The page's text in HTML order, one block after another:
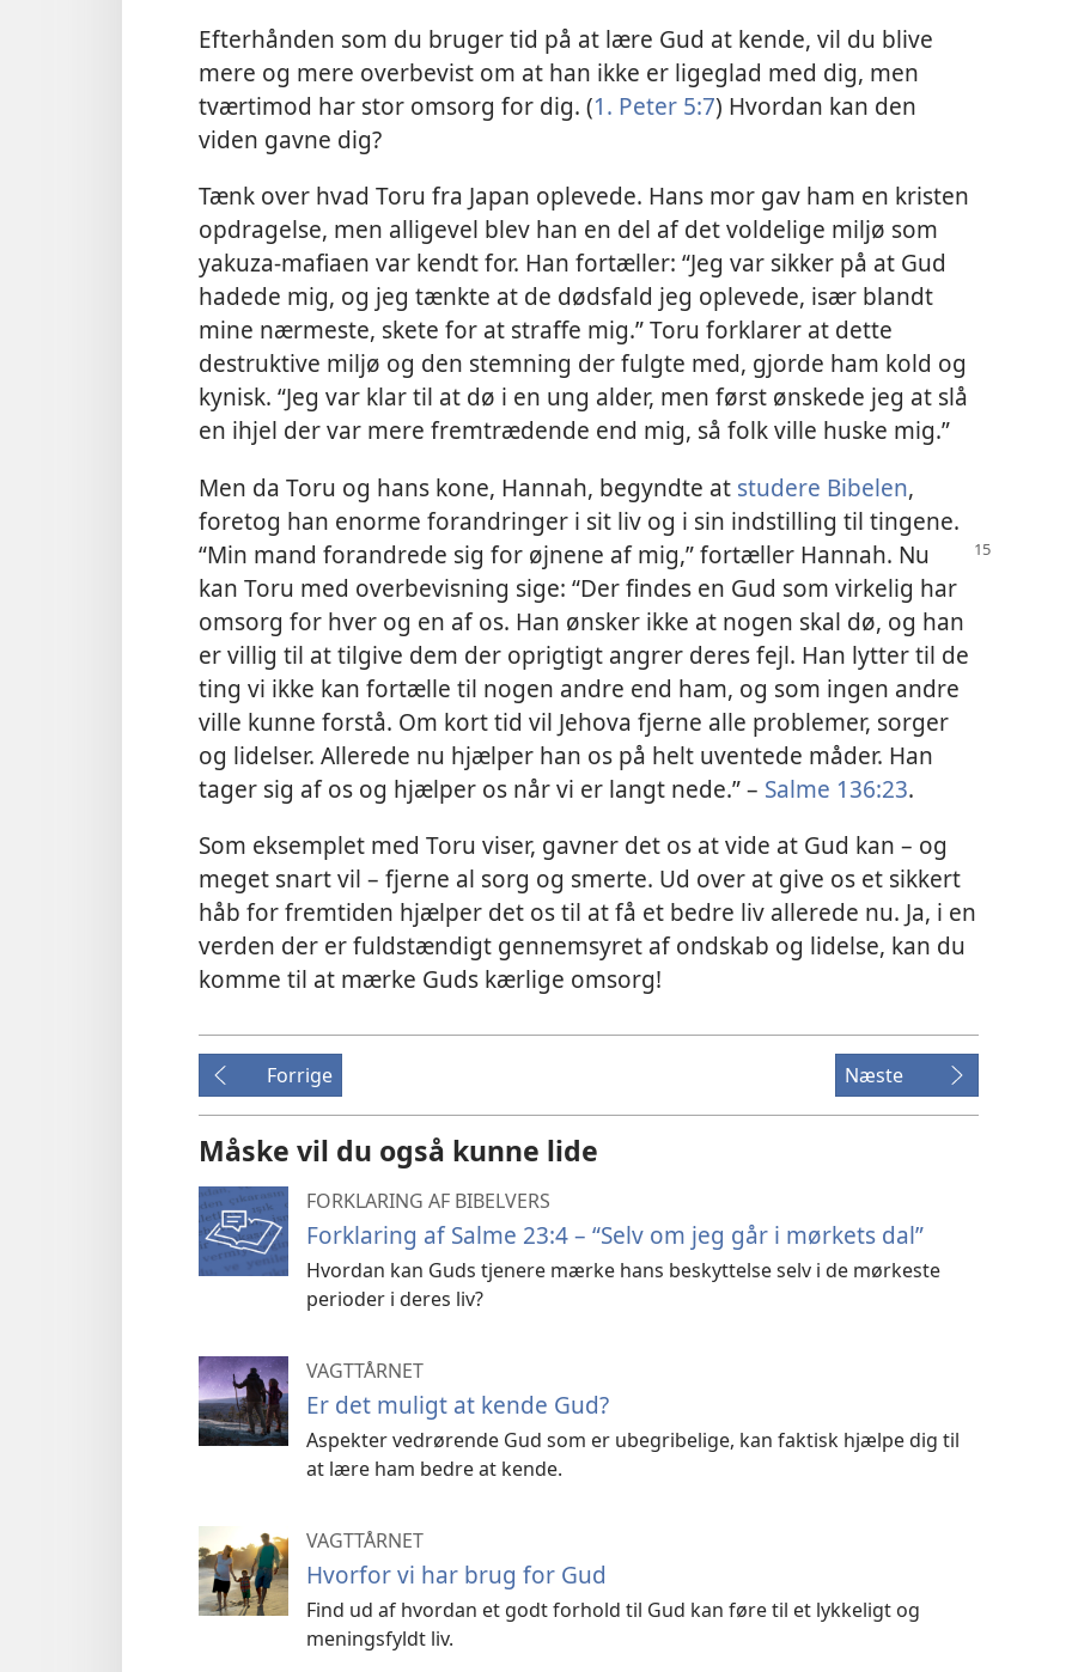
Efterhånden som du bruger tid på at lære Gud at kende, vil du blive
mere og mere overbevist om at han ikke er ligeglad med dig, men
tværtimod har stor omsorg for dig. (1. Peter 5:7) Hvordan kan den
viden gavne dig?
Tænk over hvad Toru fra Japan oplevede. Hans mor gav ham en kristen
opdragelse, men alligevel blev han en del af det voldelige miljø som
yakuza-mafiaen var kendt for. Han fortæller: “Jeg var sikker på at Gud
hadede mig, og jeg tænkte at de dødsfald jeg oplevede, især blandt
mine nærmeste, skete for at straffe mig.” Toru forklarer at dette
destruktive miljø og den stemning der fulgte med, gjorde ham kold og
kynisk. “Jeg var klar til at dø i en ung alder, men først ønskede jeg at slå
en ihjel der var mere fremtrædende end mig, så folk ville huske mig.”
Men da Toru og hans kone, Hannah, begyndte at studere Bibelen,
foretog han enorme forandringer i sit liv og i sin indstilling til tingene.
“Min mand forandrede sig for øjnene af mig,” fortæller Hannah. Nu
kan Toru med overbevisning sige: “Der findes en Gud som virkelig har
omsorg for hver og en af os. Han ønsker ikke at nogen skal dø, og han
er villig til at tilgive dem der oprigtigt angrer deres fejl. Han lytter til de
ting vi ikke kan fortælle til nogen andre end ham, og som ingen andre
ville kunne forstå. Om kort tid vil Jehova fjerne alle problemer, sorger
og lidelser. Allerede nu hjælper han os på helt uventede måder. Han
tager sig af os og hjælper os når vi er langt nede.” – Salme 136:23.
Som eksemplet med Toru viser, gavner det os at vide at Gud kan – og
meget snart vil – fjerne al sorg og smerte. Ud over at give os et sikkert
håb for fremtiden hjælper det os til at få et bedre liv allerede nu. Ja, i en
verden der er fuldstændigt gennemsyret af ondskab og lidelse, kan du
komme til at mærke Guds kærlige omsorg!
Forrige Næste
Måske vil du også kunne lide
FORKLARING AF BIBELVERS
Forklaring af Salme 23:4 – “Selv om jeg går i mørkets dal”
Hvordan kan Guds tjenere mærke hans beskyttelse selv i de mørkeste
perioder i deres liv?
VAGTTÅRNET
Er det muligt at kende Gud?
Aspekter vedrørende Gud som er ubegribelige, kan faktisk hjælpe dig til
at lære ham bedre at kende.
VAGTTÅRNET
Hvorfor vi har brug for Gud
Find ud af hvordan et godt forhold til Gud kan føre til et lykkeligt og
meningsfyldt liv.